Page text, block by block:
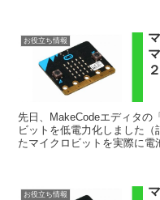
お役立ち情報
２
先日、MakeCodeエディタの
ビットを低電力化しました
たマイクロビットを実際に
お役立ち情報